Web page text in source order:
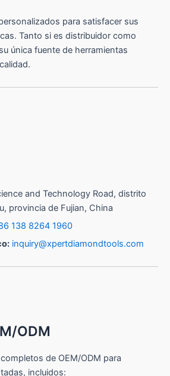
para satisfacer sus
Tanto si es distribuidor como
única fuente de herramientas
and Technology Road, distrito
provincia de Fujian, China
138 8264 1960
inquiry@xpertdiamondtools.com
ODM
de OEM/ODM para
incluidos: